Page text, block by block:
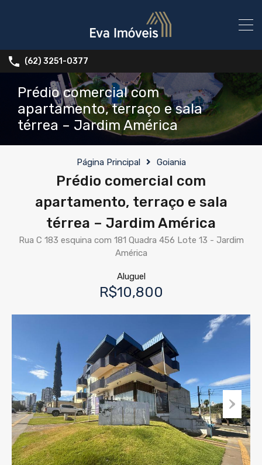
(62) 3251-0377
Prédio comercial com
apartamento, terraço e sala
térrea – Jardim América
Página Principal Goiania
Prédio comercial com
apartamento, terraço e sala
térrea – Jardim América
Rua C 183 esquina com 181 Quadra 456 Lote 13 - Jardim
América
Aluguel
R$10,800